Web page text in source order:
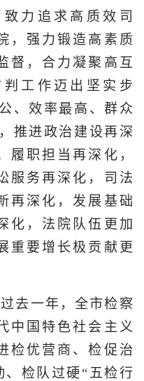
力追求高质效司
，强力锻造高素质
督，合力凝聚高互
工作迈出坚实步
、效率最高、群众
推进政治建设再深
履职担当再深化，
服务再深化，司法
再深化，发展基础
化，法院队伍更加
重要增长极贡献更
去一年，全市检察
中国特色社会主义
检优营商、检促治
检队过硬“五检行